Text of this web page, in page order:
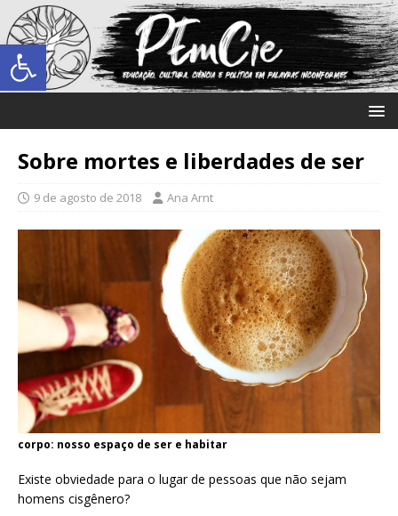
Abrir a barra de ferramentas
Sobre mortes e liberdades de ser
9 de agosto de 2018 Ana Arnt
corpo: nosso espaço de ser e habitar
Existe obviedade para o lugar de pessoas que não sejam
homens cisgênero?